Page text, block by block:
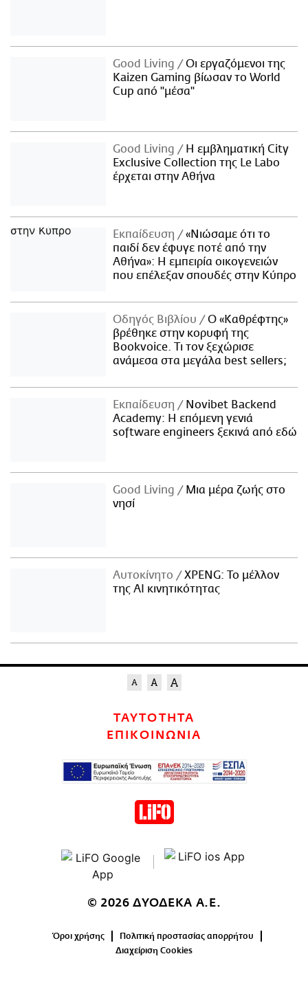
Good Living
Οι εργαζόμενοι της
Kaizen Gaming βίωσαν το World
Cup από "μέσα"
Good Living
Η εμβληματική City
Exclusive Collection της Le Labo
έρχεται στην Αθήνα
Εκπαίδευση
«Νιώσαμε ότι το
παιδί δεν έφυγε ποτέ από την
Αθήνα»: Η εμπειρία οικογενειών
που επέλεξαν σπουδές στην Κύπρο
Οδηγός Βιβλίου
Ο «Καθρέφτης»
βρέθηκε στην κορυφή της
Bookvoice. Τι τον ξεχώρισε
ανάμεσα στα μεγάλα best sellers;
Εκπαίδευση
Novibet Backend
Academy: Η επόμενη γενιά
software engineers ξεκινά από εδώ
Good Living
Μια μέρα ζωής στο
νησί
Αυτοκίνητο
XPENG: Το μέλλον
της AI κινητικότητας
ΤΑΥΤΟΤΗΤΑ
ΕΠΙΚΟΙΝΩΝΙΑ
© 2026 ΔΥΟΔΕΚΑ Α.Ε.
Όροι χρήσης
Πολιτική προστασίας απορρήτου
Διαχείριση Cookies